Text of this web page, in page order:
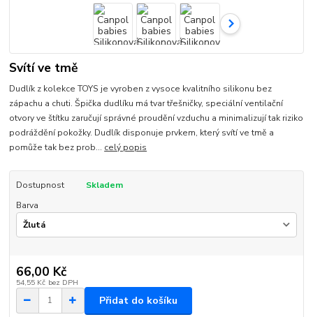
Svítí ve tmě
Dudlík z kolekce TOYS je vyroben z vysoce kvalitního silikonu bez
zápachu a chuti. Špička dudlíku má tvar třešničky, speciální ventilační
otvory ve štítku zaručují správné proudění vzduchu a minimalizují tak riziko
podráždění pokožky. Dudlík disponuje prvkem, který svítí ve tmě a
pomůže tak bez prob... celý popis
Dostupnost
Skladem
Barva
66,00 Kč
54,55 Kč bez DPH
Přidat do košíku